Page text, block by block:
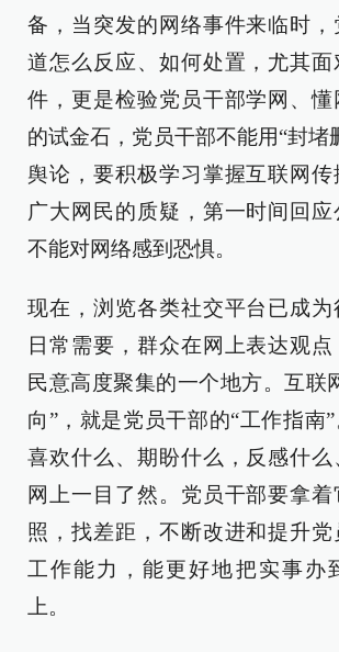
备，当突发的网络事件来临时
道怎么反应、如何处置，尤其
件，更是检验党员干部学网、懂
的试金石，党员干部不能用“封堵
舆论，要积极学习掌握互联网
广大网民的质疑，第一时间回
不能对网络感到恐惧。
现在，浏览各类社交平台已成
日常需要，群众在网上表达观点
民意高度聚集的一个地方。互联
向”，就是党员干部的“工作指南
喜欢什么、期盼什么，反感什么
网上一目了然。党员干部要拿
照，找差距，不断改进和提升
工作能力，能更好地把实事办
上。